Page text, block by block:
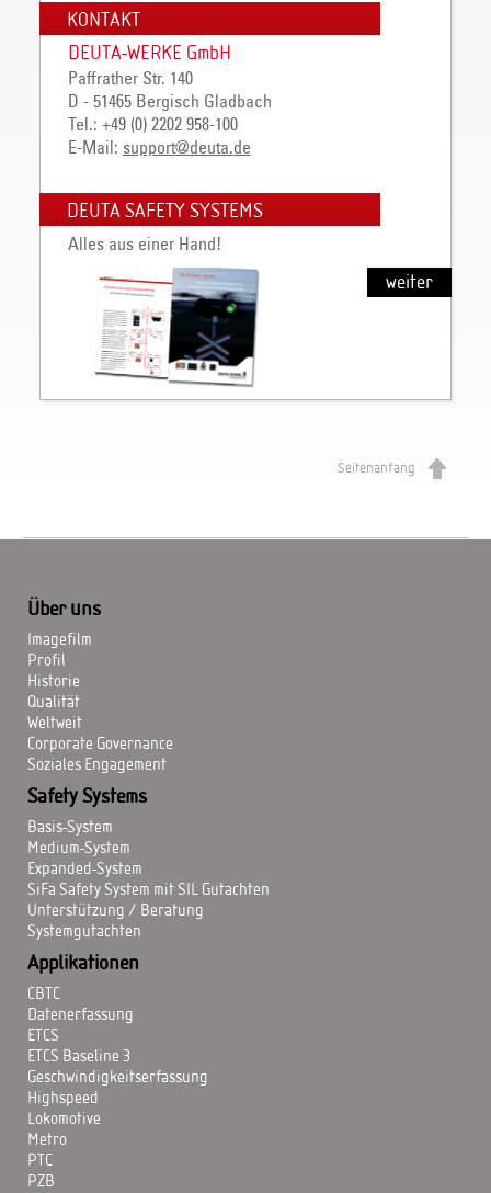
KONTAKT
DEUTA-WERKE GmbH
Paffrather Str. 140
D - 51465 Bergisch Gladbach
Tel.: +49 (0) 2202 958-100
E-Mail: support@deuta.de
DEUTA SAFETY SYSTEMS
Alles aus einer Hand!
weiter
Seitenanfang
Über uns
Imagefilm
Profil
Historie
Qualität
Weltweit
Corporate Governance
Soziales Engagement
Safety Systems
Basis-System
Medium-System
Expanded-System
SiFa Safety System mit SIL Gutachten
Unterstützung / Beratung
Systemgutachten
Applikationen
CBTC
Datenerfassung
ETCS
ETCS Baseline 3
Geschwindigkeitserfassung
Highspeed
Lokomotive
Metro
PTC
PZB